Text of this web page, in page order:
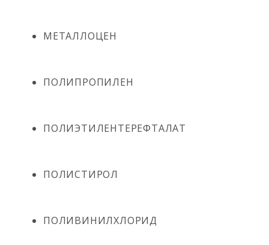
МЕТАЛЛОЦЕН
ПОЛИПРОПИЛЕН
ПОЛИЭТИЛЕНТЕРЕФТАЛАТ
ПОЛИСТИРОЛ
ПОЛИВИНИЛХЛОРИД